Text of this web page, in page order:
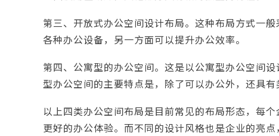
第三、开放式办公空间设计布局。这种布局方式一
各种办公设备，另一方面可以提升办公效率。
第四、公寓型的办公空间。这是以公寓型办公空间
型办公空间的主要特点是，除了可以办公外，还具有
以上四类办公空间布局是目前常见的布局形态，每
更好的办公体验。而不同的设计风格也是企业的亮